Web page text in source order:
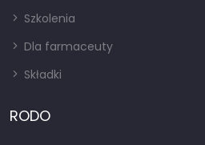
Szkolenia
Dla farmaceuty
Składki
RODO